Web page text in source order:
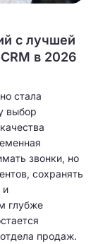
с лучшей
в 2026
стала
выбор
звонки, но
сохранять
и
глубже
продаж.